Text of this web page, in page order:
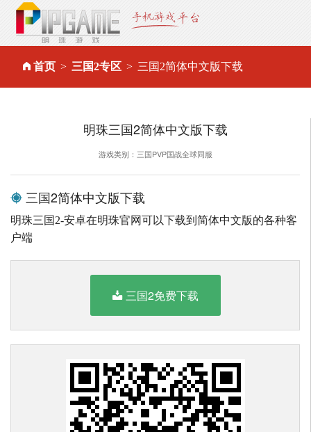
首页 三国2专区 三国2简体中文版下载
明珠三国2简体中文版下载
游戏类别：三国PVP国战全球同服
三国2简体中文版下载
明珠三国2-安卓在明珠官网可以下载到简体中文版的各种客
户端
三国2免费下载